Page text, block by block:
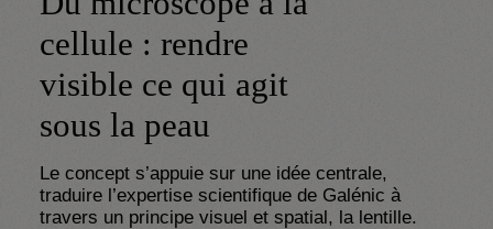
cellule : rendre
visible ce qui agit
sous la peau
Le concept s’appuie sur une idée centrale,
traduire l’expertise scientifique de Galénic à
travers un principe visuel et spatial, la lentille.